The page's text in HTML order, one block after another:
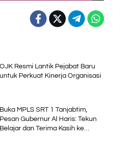
OJK Resmi Lantik Pejabat Baru
untuk Perkuat Kinerja Organisasi
Buka MPLS SRT 1 Tanjabtim,
Pesan Gubernur Al Haris: Tekun
Belajar dan Terima Kasih ke